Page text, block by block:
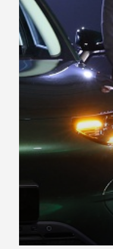
वर्षा र
August 9, 2026